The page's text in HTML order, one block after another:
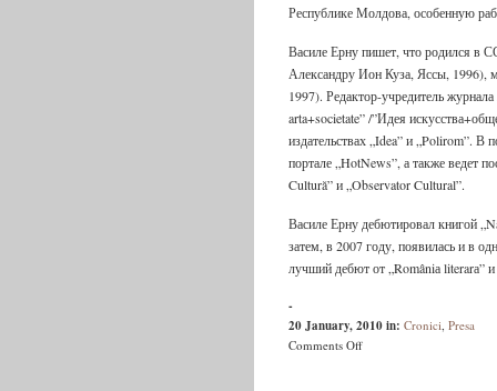
Республике Молдова, особенную
Василе Ерну пишет, что родился в
Александру Ион Куза, Яссы, 1996),
1997). Редактор-учредитель
arta+societate” /”Идея
издательствах „Idea” и „Polirom”. В
портале „HotNews”, а также ведет
Cultură” и „Observator Cultural”.
Василе Ерну дебютировал книгой
затем, в 2007 году, появилась и в
лучший дебют от „Româniа literarа”
-
20 January, 2010in: Cronici, Presa
Comments Offon